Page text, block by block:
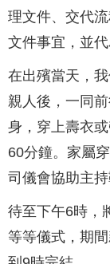
理文件、交代
文件事宜，並代
在出殯當天，
親人後，一同
身，穿上壽衣
60分鐘。家屬
司儀會協助主持
待至下午6時，
等等儀式，期